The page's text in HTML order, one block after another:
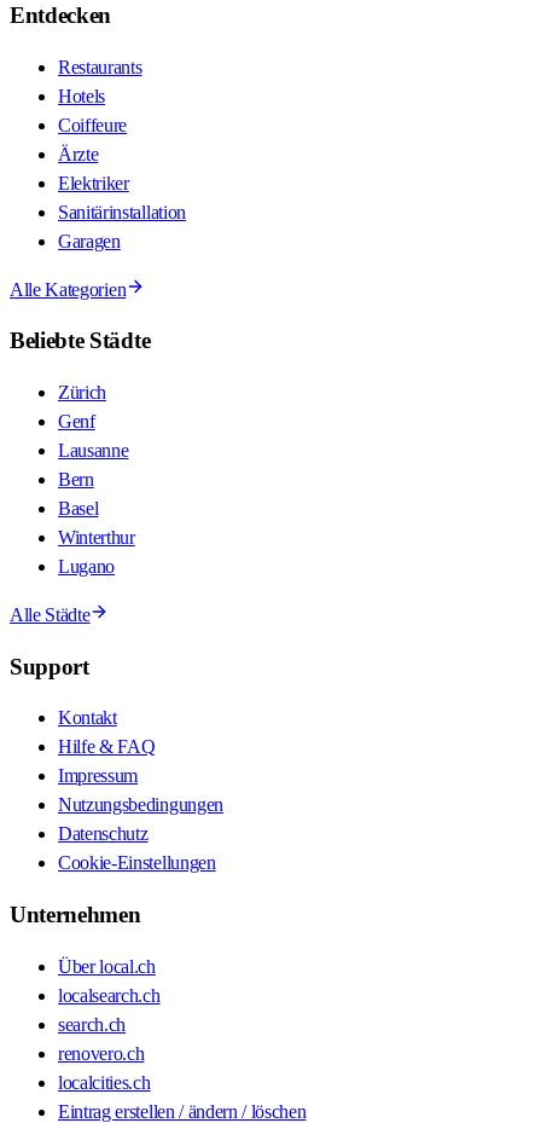
Entdecken
Restaurants
Hotels
Coiffeure
Ärzte
Elektriker
Sanitärinstallation
Garagen
Alle Kategorien
Beliebte Städte
Zürich
Genf
Lausanne
Bern
Basel
Winterthur
Lugano
Alle Städte
Support
Kontakt
Hilfe & FAQ
Impressum
Nutzungsbedingungen
Datenschutz
Cookie-Einstellungen
Unternehmen
Über local.ch
localsearch.ch
search.ch
renovero.ch
localcities.ch
Eintrag erstellen / ändern / löschen